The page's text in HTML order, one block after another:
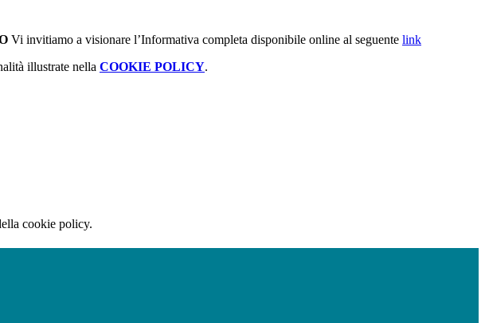
Vi invitiamo a visionare l’Informativa completa disponibile online al seguente link
illustrate nella COOKIE POLICY.
cookie policy.